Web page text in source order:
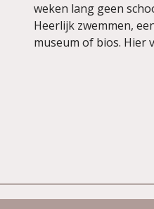
weken lang geen
Heerlijk zwemmen,
museum of bios. Hier